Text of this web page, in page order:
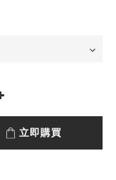
立即購買